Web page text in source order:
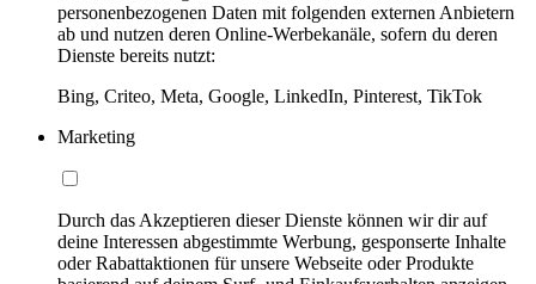
personenbezogenen Daten mit folgenden externen Anbietern
ab und nutzen deren Online-Werbekanäle, sofern du deren
Dienste bereits nutzt:
Bing, Criteo, Meta, Google, LinkedIn, Pinterest, TikTok
Marketing
Durch das Akzeptieren dieser Dienste können wir dir auf
deine Interessen abgestimmte Werbung, gesponserte Inhalte
oder Rabattaktionen für unsere Webseite oder Produkte